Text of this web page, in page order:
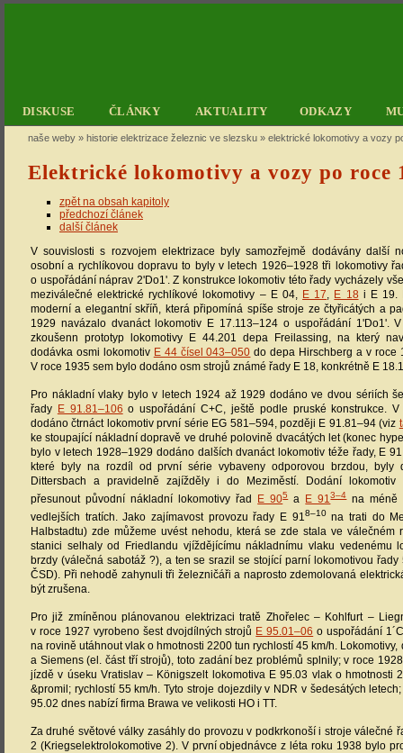
DISKUSE ČLÁNKY AKTUALITY ODKAZY
naše weby » historie elektrizace železnic ve slezsku » elektrické lokomotivy a vozy
Elektrické lokomotivy a vozy po roce
zpět na obsah kapitoly
předchozí článek
další článek
V souvislosti s rozvojem elektrizace byly samozřejmě dodávány další
osobní a rychlíkovou dopravu to byly v letech 1926–1928 tři lokomotivy
o uspořádání náprav 2'Do1'. Z konstrukce lokomotiv této řady vycházely
meziválečné elektrické rychlíkové lokomotivy – E 04, E 17, E 18 i E 19.
moderní a elegantní skříň, která připomíná spíše stroje ze čtyřicátých a
1929 navázalo dvanáct lokomotiv E 17.113–124 o uspořádání 1'Do1'.
zkoušenn prototyp lokomotivy E 44.201 depa Freilassing, na který
dodávka osmi lokomotiv E 44 čísel 043–050 do depa Hirschberg a v roce
V roce 1935 sem bylo dodáno osm strojů známé řady E 18, konkrétně E
Pro nákladní vlaky bylo v letech 1924 až 1929 dodáno ve dvou sériích
řady E 91.81–106 o uspořádání C+C, ještě podle pruské konstrukce.
dodáno čtrnáct lokomotiv první série EG 581–594, později E 91.81–94 (viz
ke stoupající nákladní dopravě ve druhé polovině dvacátých let (konec
bylo v letech 1928–1929 dodáno dalších dvanáct lokomotiv téže řady, E
které byly na rozdíl od první série vybaveny odporovou brzdou, byly
Dittersbach a pravidelně zajížděly i do Meziměstí. Dodání lokomotiv
přesunout původní nákladní lokomotivy řad
E 905a E 913–4na méně
vedlejších tratích. Jako zajímavost provozu řady E 918–10na trati do
Halbstadtu) zde můžeme uvést nehodu, která se zde stala ve válečném
stanici selhaly od Friedlandu vjíždějícímu nákladnímu vlaku vedenému
brzdy (válečná sabotáž ?), a ten se srazil se stojící parní lokomotivou řady
ČSD). Při nehodě zahynuli tři železničáři a naprosto zdemolovaná
být zrušena.
Pro již zmíněnou plánovanou elektrizaci tratě Zhořelec – Kohlfurt –
v roce 1927 vyrobeno šest dvojdílných strojů E 95.01–06 o uspořádání
na rovině utáhnout vlak o hmotnosti 2200 tun rychlostí 45 km/h. Lokomotivy,
a Siemens (el. část tří strojů), toto zadání bez problémů splnily; v roce
jízdě v úseku Vratislav – Königszelt lokomotiva E 95.03 vlak o hmotnosti
&promil; rychlostí 55 km/h. Tyto stroje dojezdily v NDR v šedesátých
95.02 dnes nabízí firma Brawa ve velikosti HO i TT.
Za druhé světové války zasáhly do provozu v podkrkonoší i stroje válečné
2 (Kriegselektrolokomotive 2). V první objednávce z léta roku 1938 bylo